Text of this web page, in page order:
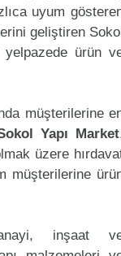
uyum
geliştiren
ürün
müşterilerine
Yapı Market
üzere
müşterilerine
inşaat